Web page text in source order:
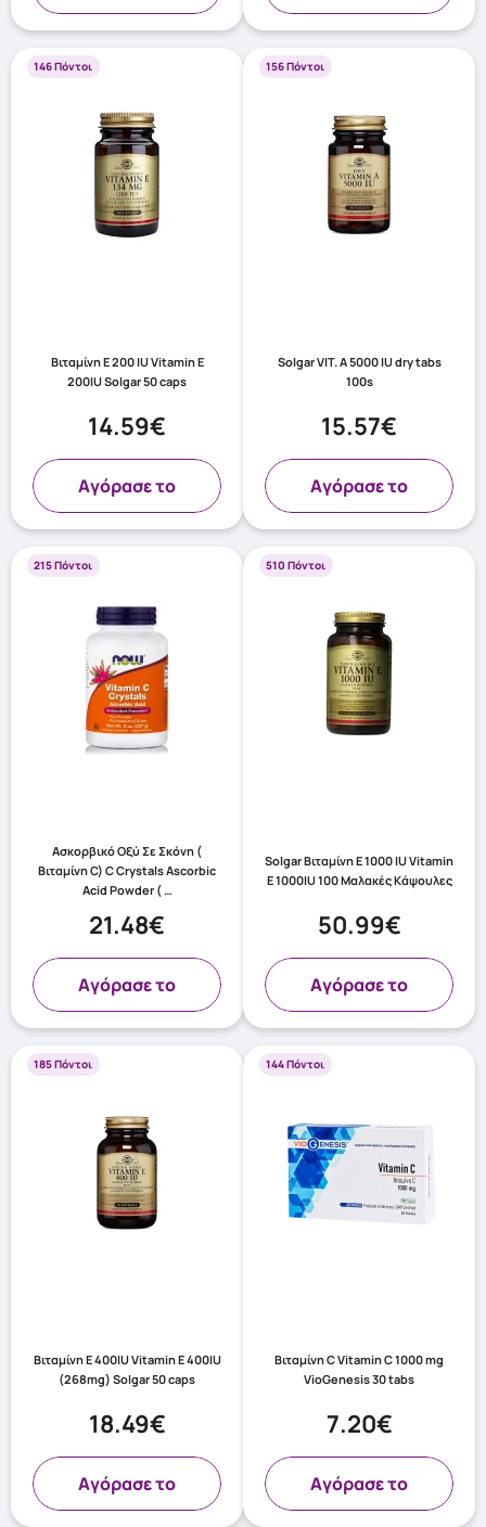
146 Πόντοι
Βιταμίνη E 200 IU Vitamin E
200IU Solgar 50 caps
14.59€
Aγόρασε το
156 Πόντοι
Solgar VIT. A 5000 IU dry tabs
100s
15.57€
Aγόρασε το
215 Πόντοι
Ασκορβικό Οξύ Σε Σκόνη (
Βιταμίνη C) C Crystals Ascorbic
Acid Powder ( …
21.48€
Aγόρασε το
510 Πόντοι
Solgar Βιταμίνη E 1000 IU Vitamin
E 1000IU 100 Μαλακές Κάψουλες
50.99€
Aγόρασε το
185 Πόντοι
Βιταμίνη E 400IU Vitamin E 400IU
(268mg) Solgar 50 caps
18.49€
Aγόρασε το
144 Πόντοι
Βιταμίνη C Vitamin C 1000 mg
VioGenesis 30 tabs
7.20€
Aγόρασε το